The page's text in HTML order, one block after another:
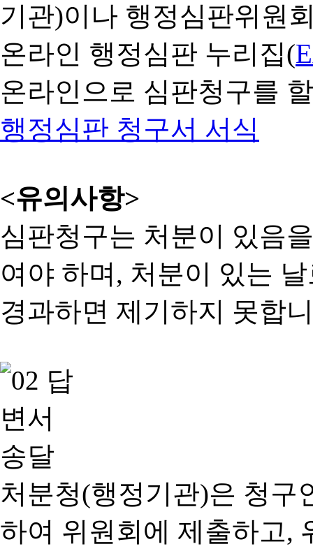
기관)이나 행정심판위원
온라인 행정심판 누리집(
온라인으로 심판청구를
행정심판 청구서 서식
<유의사항>
심판청구는 처분이 있음
여야 하며, 처분이 있는
경과하면 제기하지 못합
처분청(행정기관)은 청구
하여 위원회에 제출하고,